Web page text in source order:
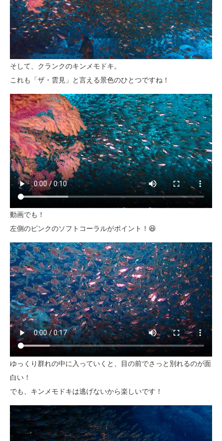
そして、クランクのキンメモドキ。
これも「ザ・雲見」と言える景色のひとつですね！
動画でも！
左側のピンクのソフトコーラルがポイント！😆
ゆっくり群れの中に入っていくと、目の前でさっと別れるのが面
白い！
でも、キンメモドキは逃げないから楽しいです！